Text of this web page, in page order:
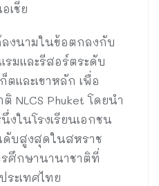
เชีย
ลงนามในข้อตกลงกับ
แรมและรีสอร์ตระดับ
ตและเขาหลัก เพื่อ
NLCS Phuket โดยนำ
ในโรงเรียนเอกชน
บสูงสุดในสหราช
ศึกษานานาชาติที่
ระเทศไทย